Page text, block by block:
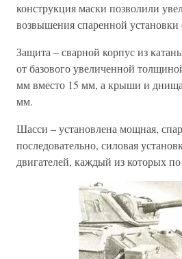
конструкция маски позволили
возвышения спаренной установки
Защита – сварной корпус из
от базового увеличенной
мм вместо 15 мм, а крыши и
мм.
Шасси – установлена мощная,
последовательно, силовая
двигателей, каждый из которых